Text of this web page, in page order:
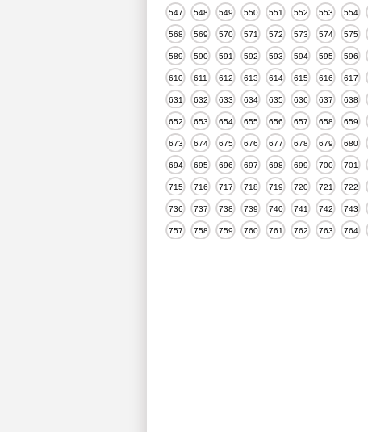
547 548 549 550 551 552 553 554
568 569 570 571 572 573 574 575
589 590 591 592 593 594 595 596
610 611 612 613 614 615 616 617
631 632 633 634 635 636 637 638
652 653 654 655 656 657 658 659
673 674 675 676 677 678 679 680
694 695 696 697 698 699 700 701
715 716 717 718 719 720 721 722
736 737 738 739 740 741 742 743
757 758 759 760 761 762 763 764